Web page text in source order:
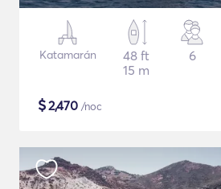
Katamarán
48 ft
15 m
6
$2,470 /noc